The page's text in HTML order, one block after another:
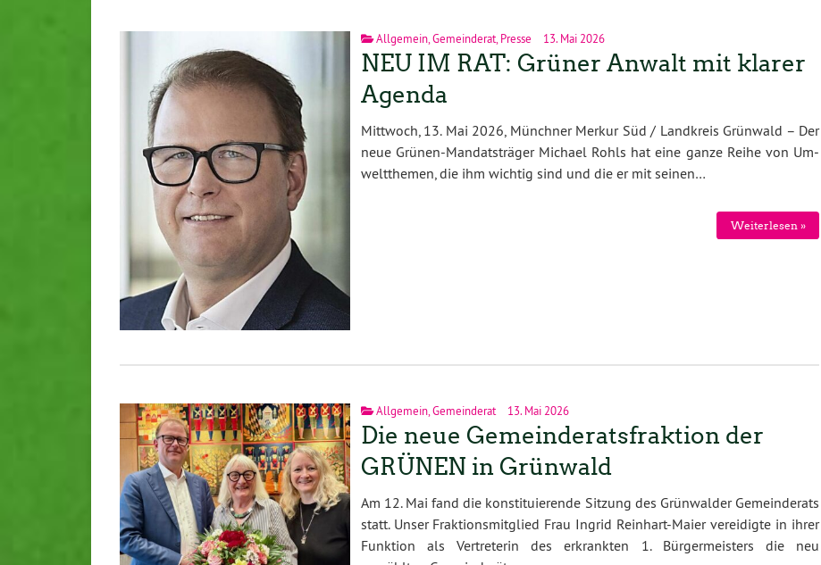
Allgemein, Gemeinderat, Presse 13. Mai 2026
NEU IM RAT: Grüner Anwalt mit klarer
Agenda
Mittwoch, 13. Mai 2026, Münchner Merkur Süd / Landkreis Grün­wald – Der
neue Grü­nen-Man­dats­trä­ger Mi­cha­el Rohls hat eine ganze Reihe von Um­
welt­the­men, die ihm wich­tig sind und die er mit sei­nen…
Weiterlesen »
Allgemein, Gemeinderat 13. Mai 2026
Die neue Gemeinderatsfraktion der
GRÜNEN in Grünwald
Am 12. Mai fand die konstituierende Sitzung des Grünwalder Gemeinderats
statt. Unser Fraktionsmitglied Frau Ingrid Reinhart-Maier vereidigte in ihrer
Funktion als Vertreterin des erkrankten 1. Bürgermeisters die neu